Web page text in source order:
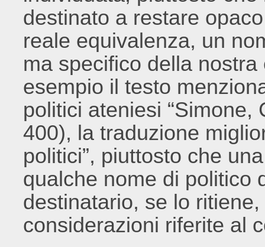
destinato a restare
reale equivalenza, un
ma specifico della
esempio il testo
politici ateniesi “Simone,
400), la traduzione
politici”, piuttosto che
qualche nome di politico
destinatario, se lo
considerazioni riferite al